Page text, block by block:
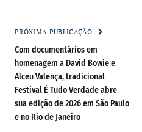
PRÓXIMA PUBLICAÇÃO
Com documentários em
homenagem a David Bowie e
Alceu Valença, tradicional
Festival É Tudo Verdade abre
sua edição de 2026 em São Paulo
e no Rio de Janeiro